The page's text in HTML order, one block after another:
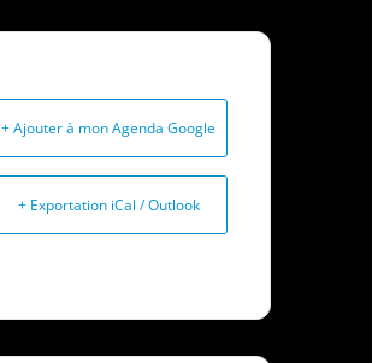
+ Ajouter à mon Agenda Google
+ Exportation iCal / Outlook